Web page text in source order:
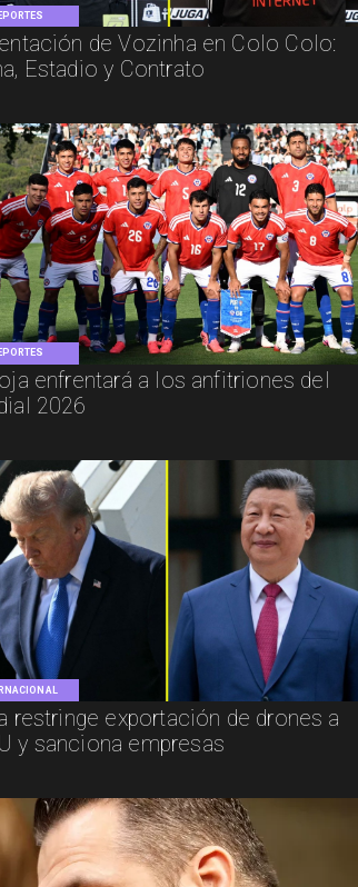
de Vozinha en Colo Colo:
Estadio y Contrato
enfrentará a los anfitriones del
2026
restringe exportación de drones a
y sanciona empresas